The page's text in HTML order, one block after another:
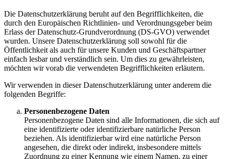
Die Datenschutzerklärung beruht auf den Begrifflichkeiten, die
durch den Europäischen Richtlinien- und Verordnungsgeber beim
Erlass der Datenschutz-Grundverordnung (DS-GVO) verwendet
wurden. Unsere Datenschutzerklärung soll sowohl für die
Öffentlichkeit als auch für unsere Kunden und Geschäftspartner
einfach lesbar und verständlich sein. Um dies zu gewährleisten,
möchten wir vorab die verwendeten Begrifflichkeiten erläutern.
Wir verwenden in dieser Datenschutzerklärung unter anderem die
folgenden Begriffe:
Personenbezogene Daten
Personenbezogene Daten sind alle Informationen, die sich auf
eine identifizierte oder identifizierbare natürliche Person
beziehen. Als identifizierbar wird eine natürliche Person
angesehen, die direkt oder indirekt, insbesondere mittels
Zuordnung zu einer Kennung wie einem Namen, zu einer